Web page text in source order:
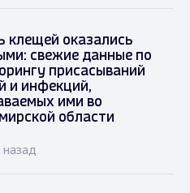
клещей оказались
свежие данные по
присасываний
и инфекций,
ими во
области